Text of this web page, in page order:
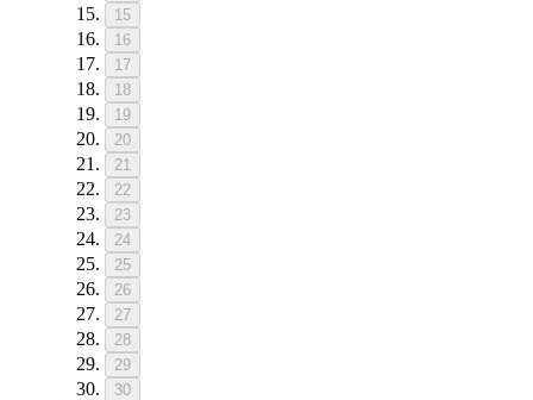
15
16
17
18
19
20
21
22
23
24
25
26
27
28
29
30